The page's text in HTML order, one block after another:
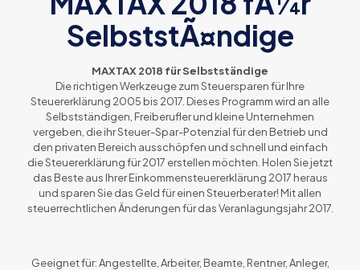
SelbststÃ¤ndige
MAXTAX 2018 für Selbstständige
Die richtigen Werkzeuge zum Steuersparen für Ihre
Steuererklärung 2005 bis 2017. Dieses Programm wird an alle
Selbstständigen, Freiberufler und kleine Unternehmen
vergeben, die ihr Steuer-Spar-Potenzial für den Betrieb und
den privaten Bereich ausschöpfen und schnell und einfach
die Steuererklärung für 2017 erstellen möchten. Holen Sie jetzt
das Beste aus Ihrer Einkommensteuererklärung 2017 heraus
und sparen Sie das Geld für einen Steuerberater! Mit allen
steuerrechtlichen Änderungen für das Veranlagungsjahr 2017.
Geeignet für: Angestellte, Arbeiter, Beamte, Rentner, Anleger,